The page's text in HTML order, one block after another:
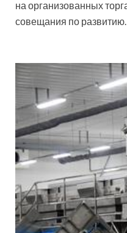
на организованных
совещания по